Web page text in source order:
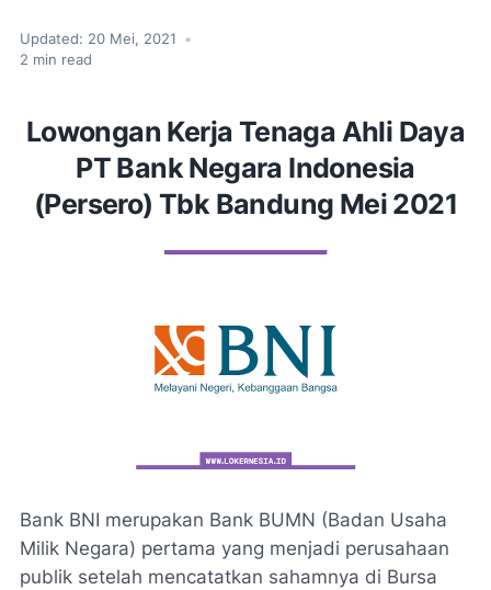
Updated: 20 Mei, 2021
•
2 min read
Lowongan Kerja Tenaga Ahli Daya
PT Bank Negara Indonesia
(Persero) Tbk Bandung Mei 2021
Bank BNI merupakan Bank BUMN (Badan Usaha
Milik Negara) pertama yang menjadi perusahaan
publik setelah mencatatkan sahamnya di Bursa